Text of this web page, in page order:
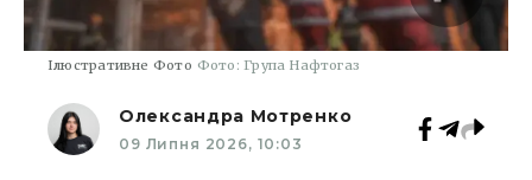
Ілюстративне Фото Фото: Група Нафтогаз
Олександра Мотренко
09 Липня 2026, 10:03